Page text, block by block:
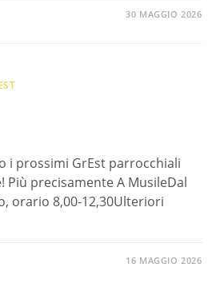
30 MAGGIO 2026
i prossimi GrEst parrocchiali
Più precisamente A MusileDal
orario 8,00-12,30Ulteriori
16 MAGGIO 2026